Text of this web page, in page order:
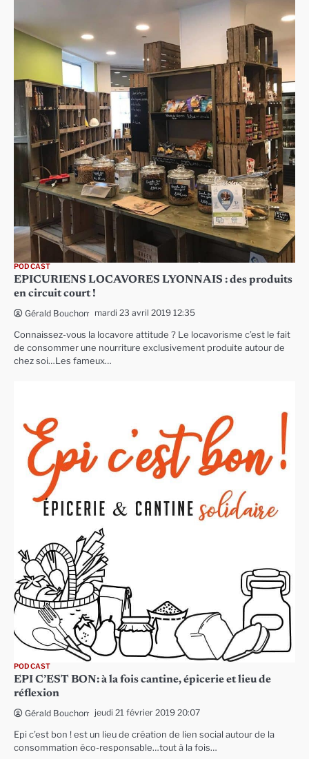
PODCAST
EPICURIENS LOCAVORES LYONNAIS : des produits
en circuit court !
Gérald Bouchon mardi 23 avril 2019 12:35
Connaissez-vous la locavore attitude ? Le locavorisme c’est le fait
de consommer une nourriture exclusivement produite autour de
chez soi…Les fameux…
PODCAST
EPI C’EST BON: à la fois cantine, épicerie et lieu de
réflexion
Gérald Bouchon jeudi 21 février 2019 20:07
Epi c’est bon ! est un lieu de création de lien social autour de la
consommation éco-responsable…tout à la fois…